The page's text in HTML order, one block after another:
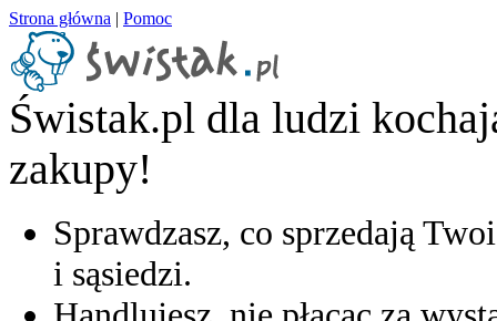
Strona główna | Pomoc
Świstak.pl dla ludzi
zakupy!
Sprawdzasz, co sprzedają
i sąsiedzi.